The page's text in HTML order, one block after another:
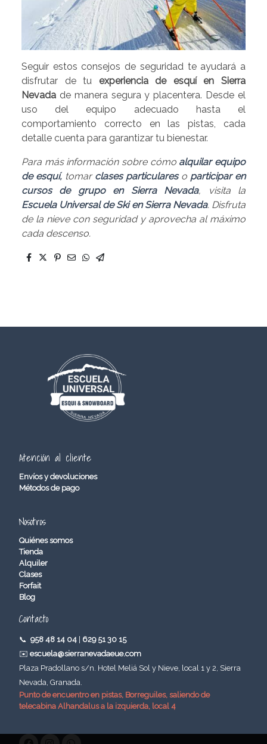
Seguir estos consejos de seguridad te ayudará a
disfrutar de tu experiencia de esquí en Sierra
Nevada de manera segura y placentera. Desde el
uso del equipo adecuado hasta el
comportamiento correcto en las pistas, cada
detalle cuenta para garantizar tu bienestar.
Para más información sobre cómo alquilar equipo
de esquí,tomarclases particulares o participar en
cursos de grupo en Sierra Nevada, visita la
Escuela Universal de Ski en Sierra Nevada. Disfruta
de la nieve con seguridad y aprovecha al máximo
cada descenso.
Atención al cliente
Envíos y devoluciones
Métodos de pago
Nosotros
Quiénes somos
Tienda
Alquiler
Clases
Forfait
Blog
Contacto
📞 958 48 14 04
629 51 30 15
✉️ escuela@sierranevadaeue.com
Plaza Pradollano s/n. Hotel Meliá Sol y Nieve, local 1 y 2, Sierra
Nevada, Granada.
Punto de encuentro en pistas, Borreguiles, saliendo de
telecabina Alhandalus a la izquierda, local 4